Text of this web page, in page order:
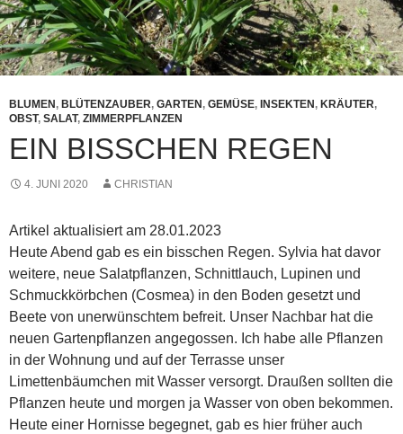
BLUMEN , BLÜTENZAUBER, GARTEN , GEMÜSE, INSEKTEN , KRÄUTER,
OBST, SALAT, ZIMMERPFLANZEN
EIN BISSCHEN REGEN
4. JUNI 2020 CHRISTIAN
Artikel aktualisiert am 28.01.2023
Heute Abend gab es ein bisschen Regen. Sylvia hat davor
weitere, neue Salatpflanzen, Schnittlauch, Lupinen und
Schmuckkörbchen (Cosmea) in den Boden gesetzt und
Beete von unerwünschtem befreit. Unser Nachbar hat die
neuen Gartenpflanzen angegossen. Ich habe alle Pflanzen
in der Wohnung und auf der Terrasse unser
Limettenbäumchen mit Wasser versorgt. Draußen sollten die
Pflanzen heute und morgen ja Wasser von oben bekommen.
Heute einer Hornisse begegnet, gab es hier früher auch